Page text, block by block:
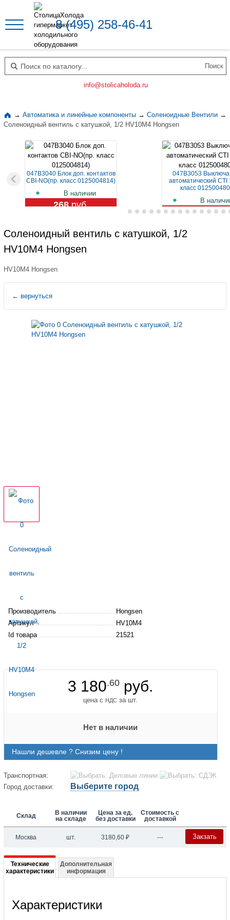
8 (495) 258-46-41
Поиск по каталогу
info@stolicaholoda.ru
→ Автоматика и линейные компоненты → Соленоидные Вентили →
Cоленоидный вентиль с катушкой, 1/2 HV10M4 Hongsen
047B3040 Блок доп. контактов
CBI-NO(пр. класс 0125004814)
В наличии
268руб.
047B3053
автоматический CTI
класс
В
1 109 руб.
Cоленоидный вентиль с катушкой, 1/2
HV10M4 Hongsen
HV10M4 Hongsen
← вернуться
Производитель
Hongsen
Артикул
HV10M4
Id товара
21521
3 180.60 руб.
цена с НДС за шт.
Нет в наличии
Нашли дешевле ? Снизим цену !
Транспортная:
Город доставки:
Выберите город
Склад
В наличии
на складе
Цена за ед.
без доставки
Стоимость с
доставкой
Москва шт. 3180,60 ₽ --- Закзать
Подробная
информация
Cоленоидный
Технические
характеристики
Дополнительная
информация
Характеристики